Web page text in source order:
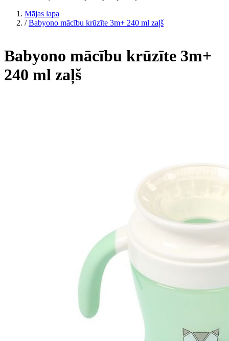
Mājas lapa
/ Babyono mācību krūzīte 3m+ 240 ml zaļš
Babyono mācību krūzīte 3m+
240 ml zaļš